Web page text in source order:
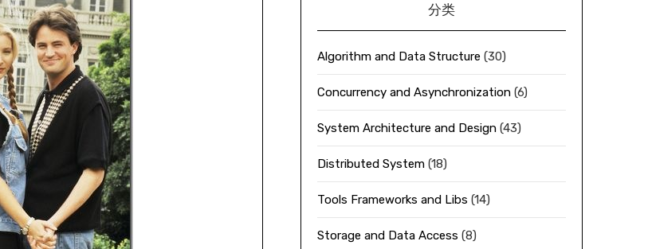
分类
Algorithm and Data Structure (30)
Concurrency and Asynchronization(6)
System Architecture and Design(43)
Distributed System(18)
Tools Frameworks and Libs (14)
Storage and Data Access (8)